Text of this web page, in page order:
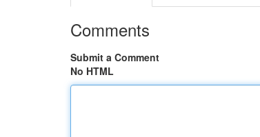
Comments
Submit a Comment
No HTML